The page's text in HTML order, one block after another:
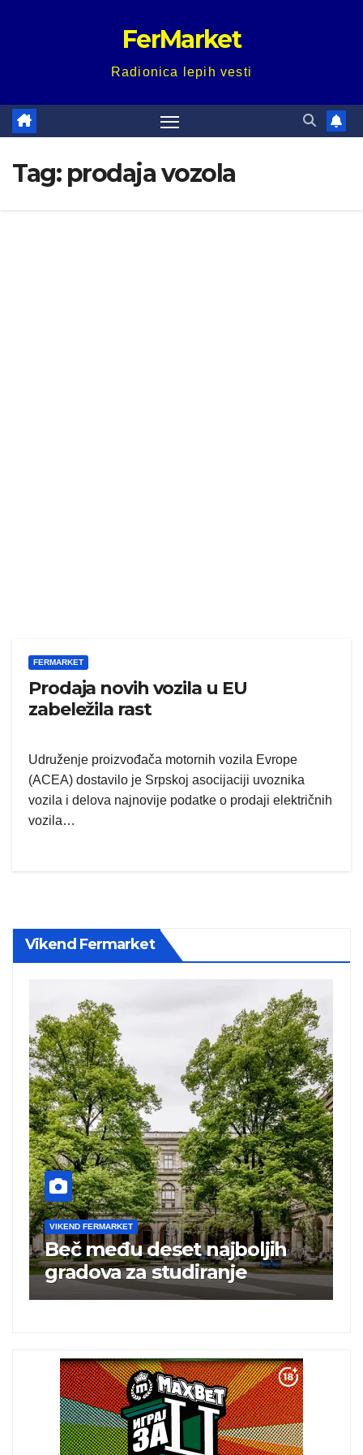
FerMarket
Radionica lepih vesti
Tag: prodaja vozola
FERMARKET
Prodaja novih vozila u EU
zabeležila rast
Udruženje proizvođača motornih vozila Evrope
(ACEA) dostavilo je Srpskoj asocijaciji uvoznika
vozila i delova najnovije podatke o prodaji električnih
vozila…
Vikend Fermarket
VIKEND FERMARKET
Turska ugostila 25 miliona
turista